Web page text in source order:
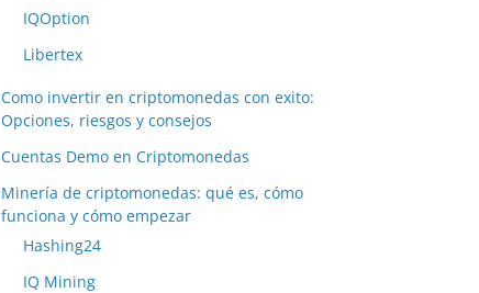
IQOption
Libertex
Como invertir en criptomonedas con exito:
Opciones, riesgos y consejos
Cuentas Demo en Criptomonedas
Minería de criptomonedas: qué es, cómo
funciona y cómo empezar
Hashing24
IQ Mining